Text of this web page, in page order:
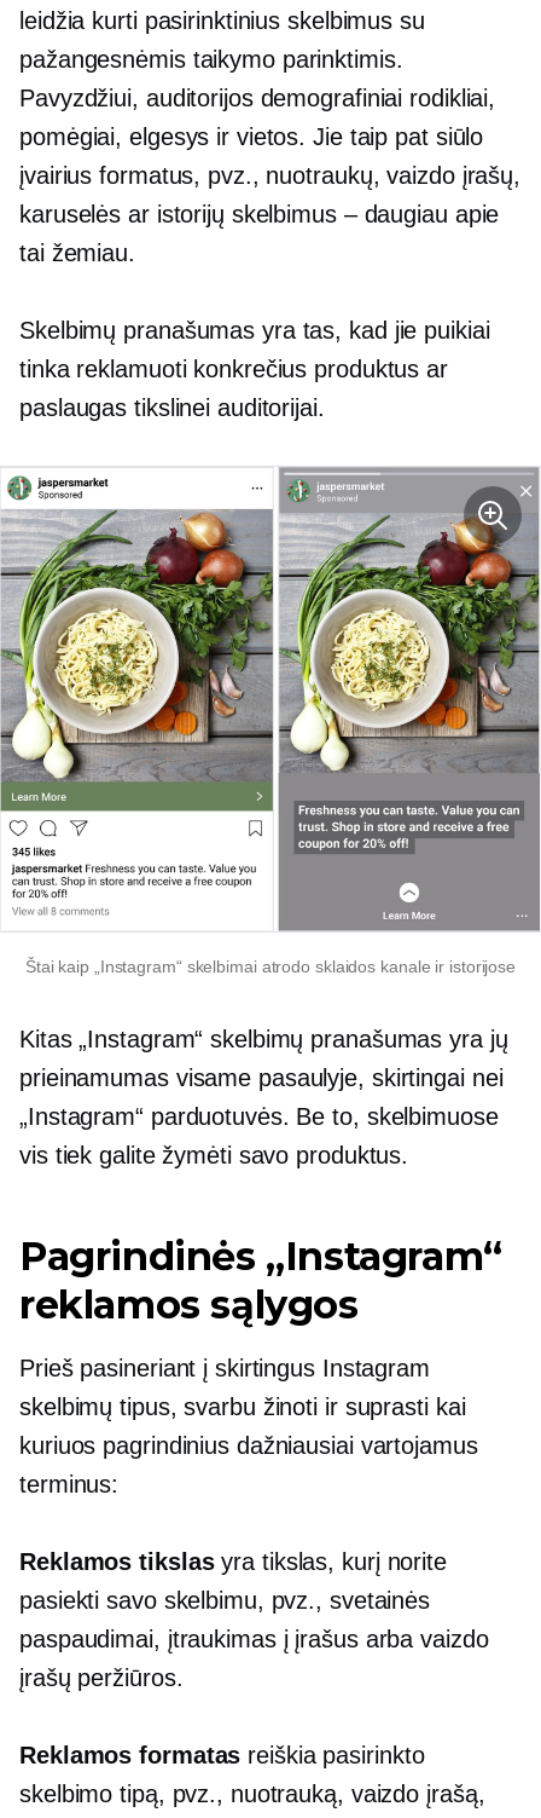
leidžia kurti pasirinktinius skelbimus su
pažangesnėmis taikymo parinktimis.
Pavyzdžiui, auditorijos demografiniai rodikliai,
pomėgiai, elgesys ir vietos. Jie taip pat siūlo
įvairius formatus, pvz., nuotraukų, vaizdo įrašų,
karuselės ar istorijų skelbimus – daugiau apie
tai žemiau.
Skelbimų pranašumas yra tas, kad jie puikiai
tinka reklamuoti konkrečius produktus ar
paslaugas tikslinei auditorijai.
Štai kaip „Instagram“ skelbimai atrodo sklaidos kanale ir istorijose
Kitas „Instagram“ skelbimų pranašumas yra jų
prieinamumas visame pasaulyje, skirtingai nei
„Instagram“ parduotuvės. Be to, skelbimuose
vis tiek galite žymėti savo produktus.
Pagrindinės „Instagram“
reklamos sąlygos
Prieš pasineriant į skirtingus Instagram
skelbimų tipus, svarbu žinoti ir suprasti kai
kuriuos pagrindinius dažniausiai vartojamus
terminus:
Reklamos tikslasyra tikslas, kurį norite
pasiekti savo skelbimu, pvz., svetainės
paspaudimai, įtraukimas į įrašus arba vaizdo
įrašų peržiūros.
Reklamos formatas reiškia pasirinkto
skelbimo tipą, pvz., nuotrauką, vaizdo įrašą,